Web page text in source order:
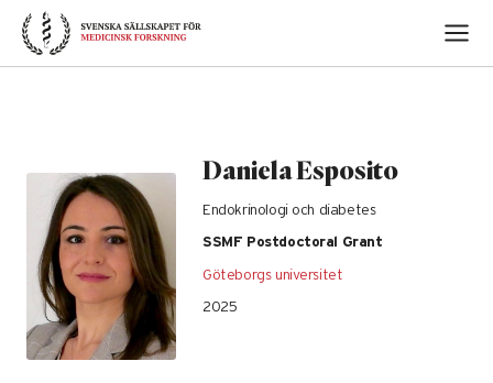
Skip
content
Daniela Esposito
Endokrinologi och diabetes
SSMF Postdoctoral Grant
Göteborgs universitet
2025